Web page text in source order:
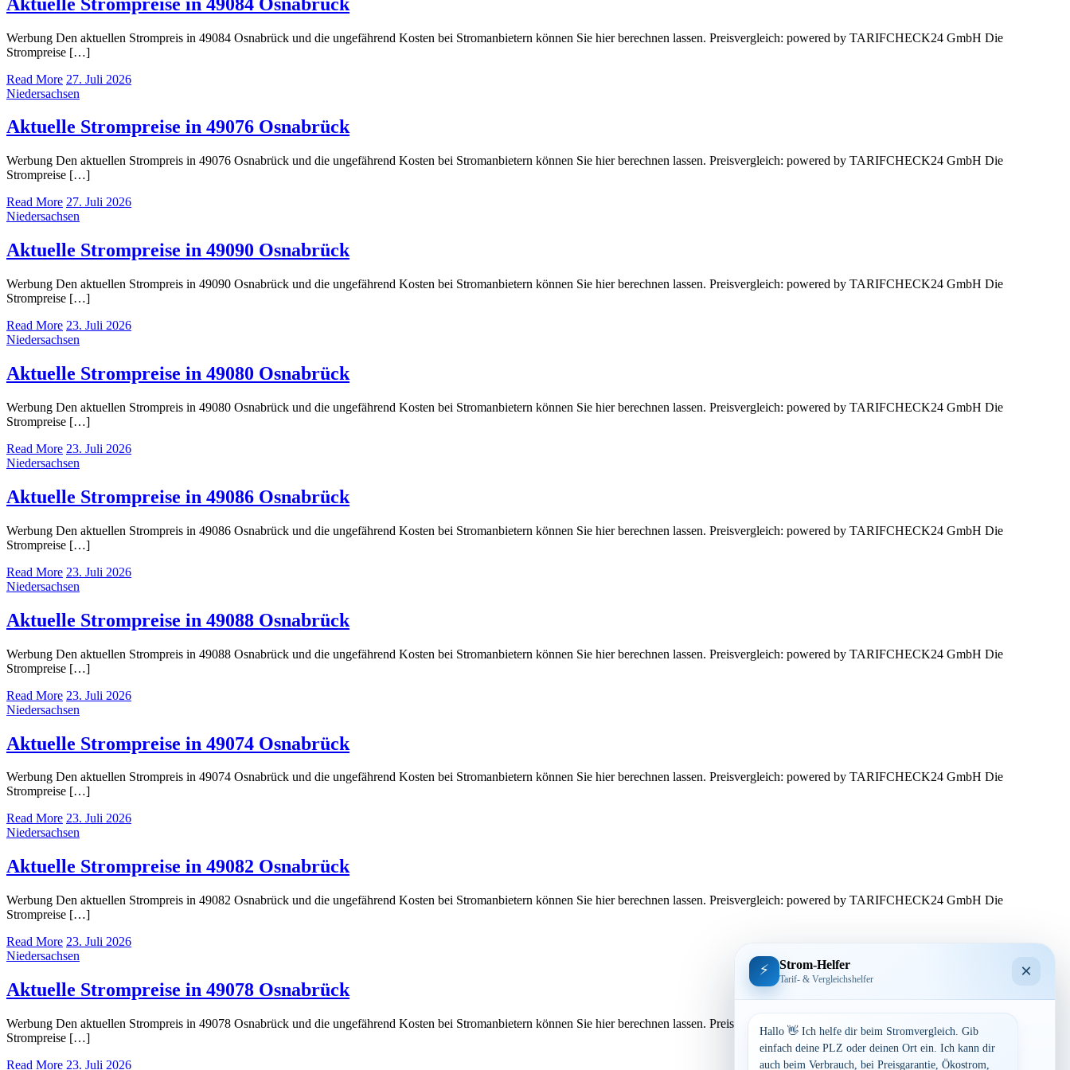
Werbung Den aktuellen Strompreis in 49084 Osnabrück und die ungefährend Kosten bei Stromanbietern können Sie hier berechnen lassen. Preisvergleich: powered by TARIFCHECK24 GmbH Die
Strompreise […]
Read More 27. Juli 2026
Niedersachsen
Aktuelle Strompreise in 49076 Osnabrück
Werbung Den aktuellen Strompreis in 49076 Osnabrück und die ungefährend Kosten bei Stromanbietern können Sie hier berechnen lassen. Preisvergleich: powered by TARIFCHECK24 GmbH Die
Strompreise […]
Read More 27. Juli 2026
Niedersachsen
Aktuelle Strompreise in 49090 Osnabrück
Werbung Den aktuellen Strompreis in 49090 Osnabrück und die ungefährend Kosten bei Stromanbietern können Sie hier berechnen lassen. Preisvergleich: powered by TARIFCHECK24 GmbH Die
Strompreise […]
Read More 23. Juli 2026
Niedersachsen
Aktuelle Strompreise in 49080 Osnabrück
Werbung Den aktuellen Strompreis in 49080 Osnabrück und die ungefährend Kosten bei Stromanbietern können Sie hier berechnen lassen. Preisvergleich: powered by TARIFCHECK24 GmbH Die
Strompreise […]
Read More 23. Juli 2026
Niedersachsen
Aktuelle Strompreise in 49086 Osnabrück
Werbung Den aktuellen Strompreis in 49086 Osnabrück und die ungefährend Kosten bei Stromanbietern können Sie hier berechnen lassen. Preisvergleich: powered by TARIFCHECK24 GmbH Die
Strompreise […]
Read More 23. Juli 2026
Niedersachsen
Aktuelle Strompreise in 49088 Osnabrück
Werbung Den aktuellen Strompreis in 49088 Osnabrück und die ungefährend Kosten bei Stromanbietern können Sie hier berechnen lassen. Preisvergleich: powered by TARIFCHECK24 GmbH Die
Strompreise […]
Read More 23. Juli 2026
Niedersachsen
Aktuelle Strompreise in 49074 Osnabrück
Werbung Den aktuellen Strompreis in 49074 Osnabrück und die ungefährend Kosten bei Stromanbietern können Sie hier berechnen lassen. Preisvergleich: powered by TARIFCHECK24 GmbH Die
Strompreise […]
Read More 23. Juli 2026
Niedersachsen
Aktuelle Strompreise in 49082 Osnabrück
Werbung Den aktuellen Strompreis in 49082 Osnabrück und die ungefährend Kosten bei Stromanbietern können Sie hier berechnen lassen. Preisvergleich: powered by TARIFCHECK24 GmbH Die
Strompreise […]
Read More 23. Juli 2026
Niedersachsen
Aktuelle Strompreise in 49078 Osnabrück
Werbung Den aktuellen Strompreis in 49078 Osnabrück und die ungefährend Kosten bei Stromanbietern können Sie hier berechnen lassen. Preisvergleich: powered by TARIFCHECK24 GmbH Die
Strompreise […]
Read More 23. Juli 2026
⚡ Strom-Helfer
Tarif- & Vergleichshelfer ×
Hallo 👋 Ich helfe dir beim Stromvergleich. Gib
einfach deine PLZ oder deinen Ort ein. Ich kann dir
auch beim Verbrauch, bei Preisgarantie, Ökostrom,